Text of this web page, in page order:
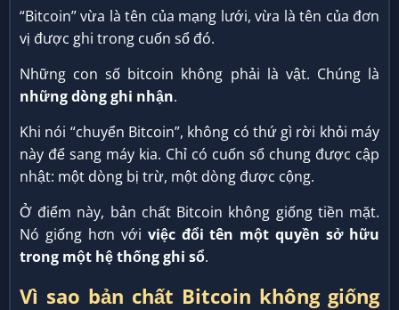
“Bitcoin” vừa là tên của mạng lưới, vừa là tên của đơn
vị được ghi trong cuốn sổ đó.
Những con số bitcoin không phải là vật. Chúng là
những dòng ghi nhận.
Khi nói “chuyển Bitcoin”, không có thứ gì rời khỏi máy
này để sang máy kia. Chỉ có cuốn sổ chung được cập
nhật: một dòng bị trừ, một dòng được cộng.
Ở điểm này, bản chất Bitcoin không giống tiền mặt.
Nó giống hơn với việc đổi tên một quyền sở hữu
trong một hệ thống ghi sổ.
Vì sao bản chất Bitcoin không giống